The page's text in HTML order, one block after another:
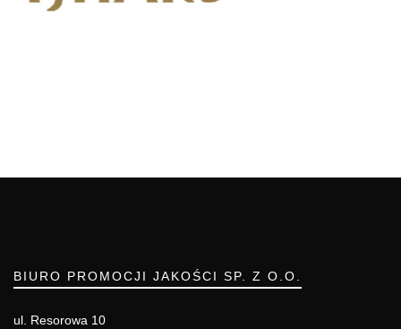
BIURO PROMOCJI JAKOŚCI SP. Z O.O.
ul. Resorowa 10